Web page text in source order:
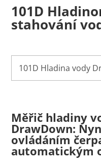
101D
stahování
Měřič hladiny
DrawDown:
ovládáním
automatickým